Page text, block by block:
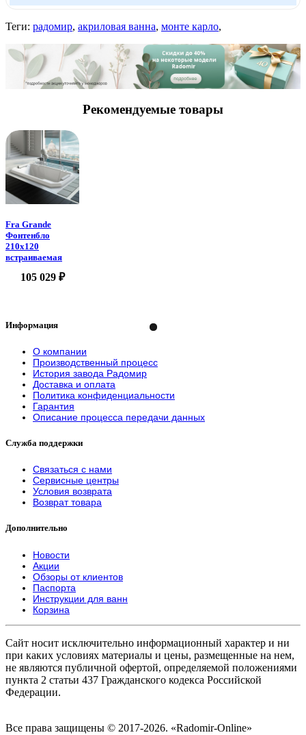
Теги: радомир, акриловая ванна, монте карло,
Рекомендуемые товары
Fra Grande
Фонтенбло
210х120
встраиваемая
105 029 ₽
Информация
О компании
Производственный процесс
История завода Радомир
Доставка и оплата
Политика конфиденциальности
Гарантия
Описание процесса передачи данных
Служба поддержки
Связаться с нами
Сервисные центры
Условия возврата
Возврат товара
Дополнительно
Новости
Акции
Обзоры от клиентов
Паспорта
Инструкции для ванн
Корзина
Сайт носит исключительно информационный характер и ни
при каких условиях материалы и цены, размещенные на нем,
не являются публичной офертой, определяемой положениями
пункта 2 статьи 437 Гражданского кодекса Российской
Федерации.
Все права защищены © 2017-2026. «Radomir-Online»